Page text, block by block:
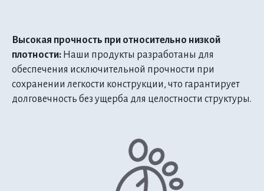
Высокая прочность при относительно низкой
плотности: Наши продукты разработаны для
обеспечения исключительной прочности при
сохранении легкости конструкции, что гарантирует
долговечность без ущерба для целостности структуры.